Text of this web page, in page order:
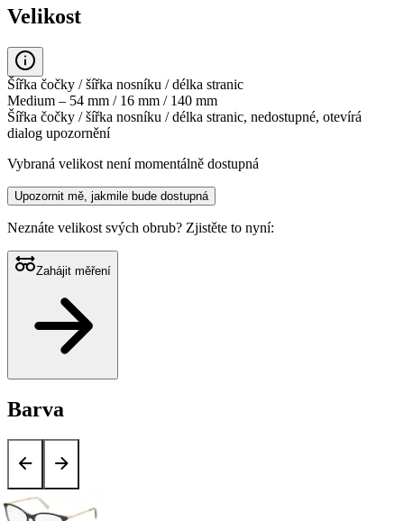
Velikost
Šířka čočky / šířka nosníku / délka stranic
Medium – 54 mm / 16 mm / 140 mm
Šířka čočky / šířka nosníku / délka stranic, nedostupné, otevírá
dialog upozornění
Vybraná velikost není momentálně dostupná
Upozornit mě, jakmile bude dostupná
Neznáte velikost svých obrub? Zjistěte to nyní:
Zahájit měření
Barva